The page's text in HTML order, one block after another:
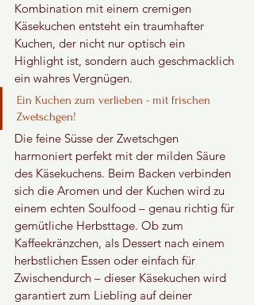
Kombination mit einem cremigen
Käsekuchen entsteht ein traumhafter
Kuchen, der nicht nur optisch ein
Highlight ist, sondern auch geschmacklich
ein wahres Vergnügen.
Ein Kuchen zum verlieben - mit frischen
Zwetschgen!
Die feine Süsse der Zwetschgen
harmoniert perfekt mit der milden Säure
des Käsekuchens. Beim Backen verbinden
sich die Aromen und der Kuchen wird zu
einem echten Soulfood – genau richtig für
gemütliche Herbsttage. Ob zum
Kaffeekränzchen, als Dessert nach einem
herbstlichen Essen oder einfach für
Zwischendurch – dieser Käsekuchen wird
garantiert zum Liebling auf deiner